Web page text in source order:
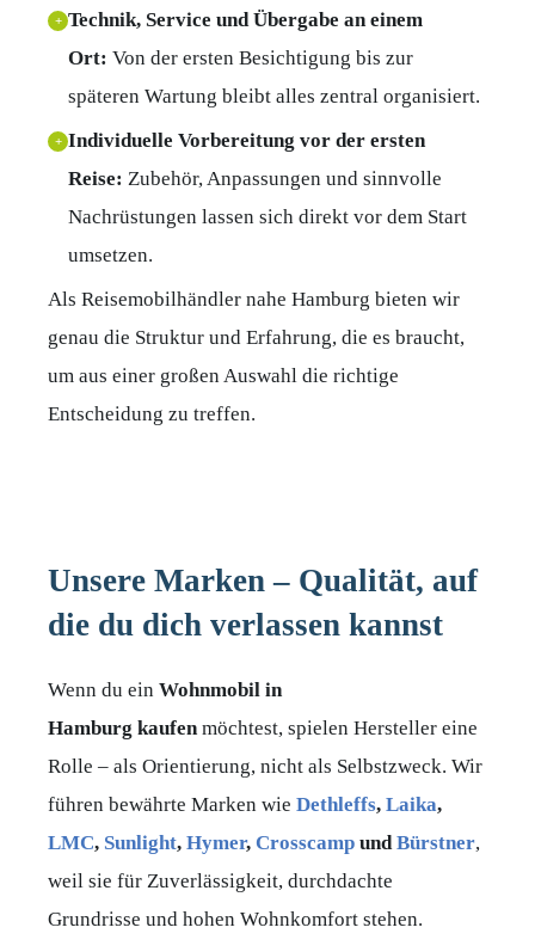
+ Technik, Service und Übergabe an einem
Ort: Von der ersten Besichtigung bis zur
späteren Wartung bleibt alles zentral organisiert.
+ Individuelle Vorbereitung vor der ersten
Reise: Zubehör, Anpassungen und sinnvolle
Nachrüstungen lassen sich direkt vor dem Start
umsetzen.
Als Reisemobilhändler nahe Hamburg bieten wir
genau die Struktur und Erfahrung, die es braucht,
um aus einer großen Auswahl die richtige
Entscheidung zu treffen.
Unsere Marken – Qualität, auf
die du dich verlassen kannst
Wenn du ein Wohnmobil in
Hamburg kaufenmöchtest, spielen Hersteller eine
Rolle – als Orientierung, nicht als Selbstzweck. Wir
führen bewährte Marken wie Dethleffs, Laika,
LMC, Sunlight, Hymer, Crosscamp undBürstner,
weil sie für Zuverlässigkeit, durchdachte
Grundrisse und hohen Wohnkomfort stehen.